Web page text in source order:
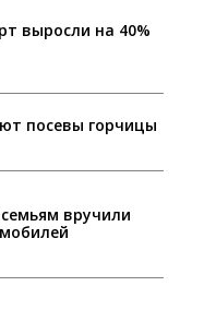
выросли на 40%
посевы горчицы
вручили
области